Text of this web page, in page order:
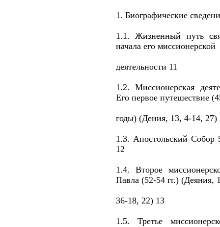
1. Биографические
1.1. Жизненный путь
начала его миссионерской
деятельности 11
1.2. Миссионерская
Его первое путешествие
годы) (Дения, 13, 4-14, 27)
1.3. Апостольский Собор
12
1.4. Второе
Павла (52-54 гг.) (Деяния,
36-18, 22) 13
1.5. Третье